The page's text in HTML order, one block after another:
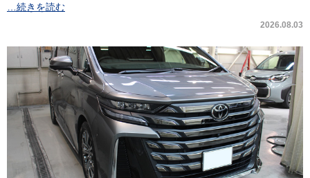
…続きを読む
2026.08.03